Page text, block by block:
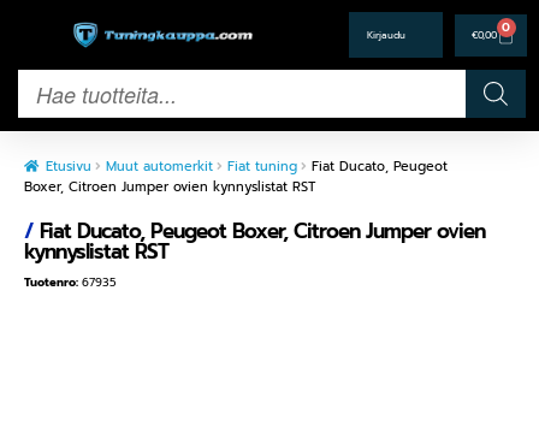
€0,00 0
Etusivu Muut automerkit Fiat tuning
Fiat Ducato, Peugeot
Boxer, Citroen Jumper ovien kynnyslistat RST
/Fiat Ducato, Peugeot Boxer, Citroen Jumper ovien
kynnyslistat RST
Tuotenro: 67935